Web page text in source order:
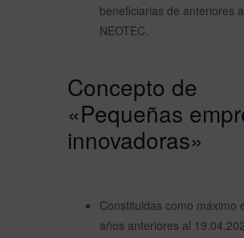
beneficiarias de anteriores
NEOTEC.
Concepto de
«Pequeñas
innovadoras»
Constituidas como máximo
años anteriores al